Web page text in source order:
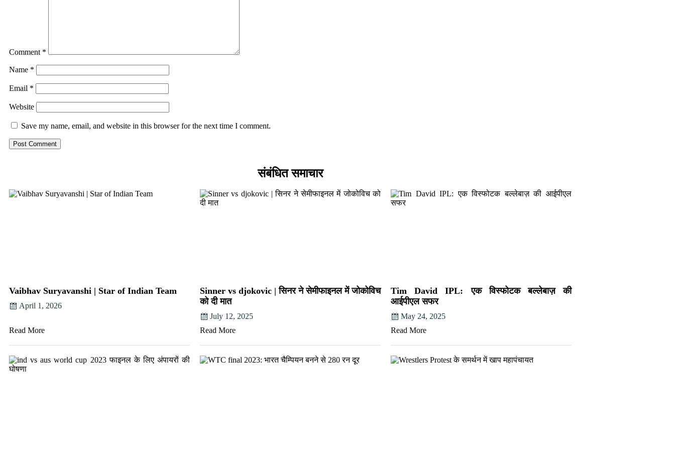
Comment *
Name *
Email *
Website
Save my name, email, and website in this browser for the next time I comment.
संबंधित समाचार
Vaibhav Suryavanshi | Star of Indian Team
April 1, 2026
Read More
Sinner vs djokovic | सिनर ने सेमीफाइनल में जोकोविच
को दी मात
July 12, 2025
Read More
Tim David IPL: एक विस्फोटक बल्लेबाज़ की
आईपीएल सफर
May 24, 2025
Read More